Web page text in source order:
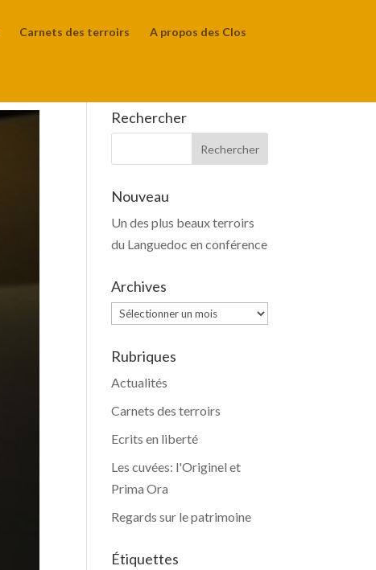
Carnets des terroirs A propos des Clos
Rechercher
Nouveau
Un des plus beaux terroirs
du Languedoc en conférence
Archives
Archives
Rubriques
Actualités
Carnets des terroirs
Ecrits en liberté
Les cuvées: l'Originel et
Prima Ora
Regards sur le patrimoine
Étiquettes